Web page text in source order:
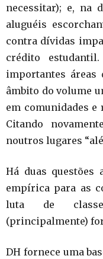
necessitar); e, na
aluguéis
contra dívidas
crédito
importantes áreas
âmbito do volume
em comunidades e
Citando
noutros lugares
Há duas questões
empírica para as
luta de
(principalmente)
DH fornece uma